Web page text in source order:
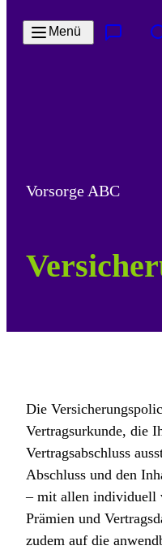
Menü
Vorsorge ABC
Die
Vertragsurkunde, die
Vertragsabschluss
Abschluss und den
– mit allen individuell
Prämien und
zudem auf die